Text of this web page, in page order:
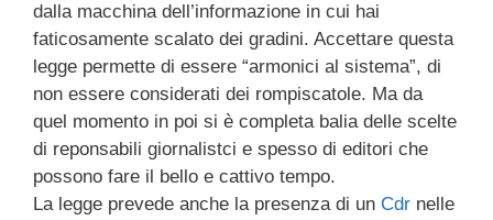
dalla macchina dell’informazione in cui hai
faticosamente scalato dei gradini. Accettare questa
legge permette di essere “armonici al sistema”, di
non essere considerati dei rompiscatole. Ma da
quel momento in poi si è completa balia delle scelte
di reponsabili giornalistci e spesso di editori che
possono fare il bello e cattivo tempo.
La legge prevede anche la presenza di un Cdr nelle